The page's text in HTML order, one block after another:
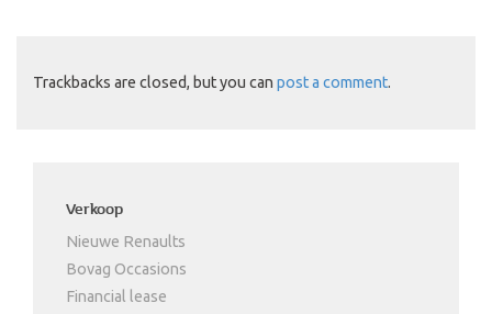
Trackbacks are closed, but you can post a comment.
Verkoop
Nieuwe Renaults
Bovag Occasions
Financial lease